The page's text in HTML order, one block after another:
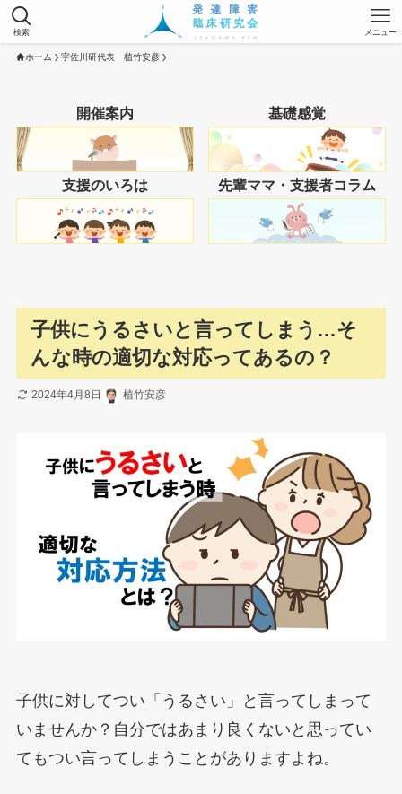
検索 メニュー
ホーム 宇佐川研代表 植竹安彦
開催案内 基礎感覚
支援のいろは 先輩ママ・支援者コラム
子供にうるさいと言ってしまう…そ
んな時の適切な対応ってあるの？
2024年4月8日 植竹安彦
子供に対してつい「うるさい」と言ってしまって
いませんか？自分ではあまり良くないと思ってい
てもつい言ってしまうことがありますよね。